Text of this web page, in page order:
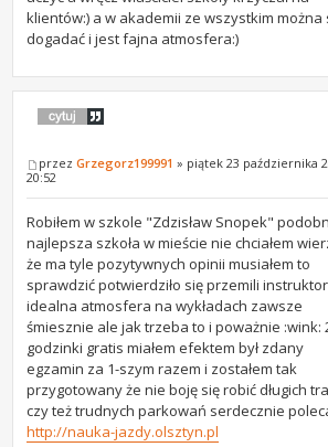
klientów:) a w akademii ze wszystkim można
dogadać i jest fajna atmosfera:)
przezGrzegorz199991 » piątek 23 października
20:52
Robiłem w szkole "Zdzisław Snopek"
najlepsza szkoła w mieście nie chciałem
że ma tyle pozytywnych opinii musiałem to
sprawdzić potwierdziło się przemili
idealna atmosfera na wykładach zawsze
śmiesznie ale jak trzeba to i poważnie :wink:
godzinki gratis miałem efektem był zdany
egzamin za 1-szym razem i zostałem tak
przygotowany że nie boję się robić długich
czy też trudnych parkowań serdecznie
http://nauka-jazdy.olsztyn.pl